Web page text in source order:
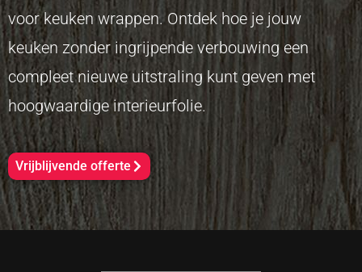
voor keuken wrappen. Ontdek hoe je jouw
keuken zonder ingrijpende verbouwing een
compleet nieuwe uitstraling kunt geven met
hoogwaardige interieurfolie.
Vrijblijvende offerte